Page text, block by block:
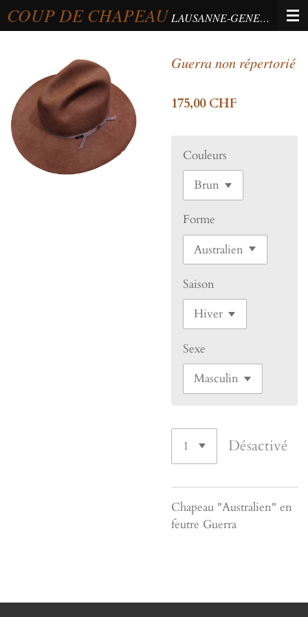
Passer
au
COUP DE CHAPEAU LAUSANNE-GENEVA-BERNE
Guerra non répertorié
175,00 CHF
Couleurs
Forme
Saison
Sexe
Désactivé
Chapeau "Australien" en
feutre Guerra